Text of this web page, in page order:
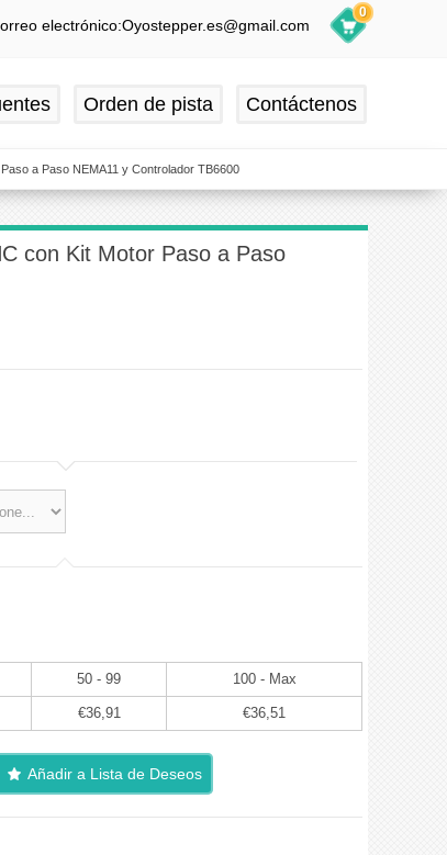
electrónico:Oyostepper.es@gmail.com
0
Orden de pista Contáctenos
a Paso NEMA11 y Controlador TB6600
con Kit Motor Paso a Paso
50 - 99 100 - Max
€36,91 €36,51
Añadir a Lista de Deseos